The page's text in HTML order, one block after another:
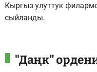
Кыргыз улуттук
сыйланды.
"Даңк"